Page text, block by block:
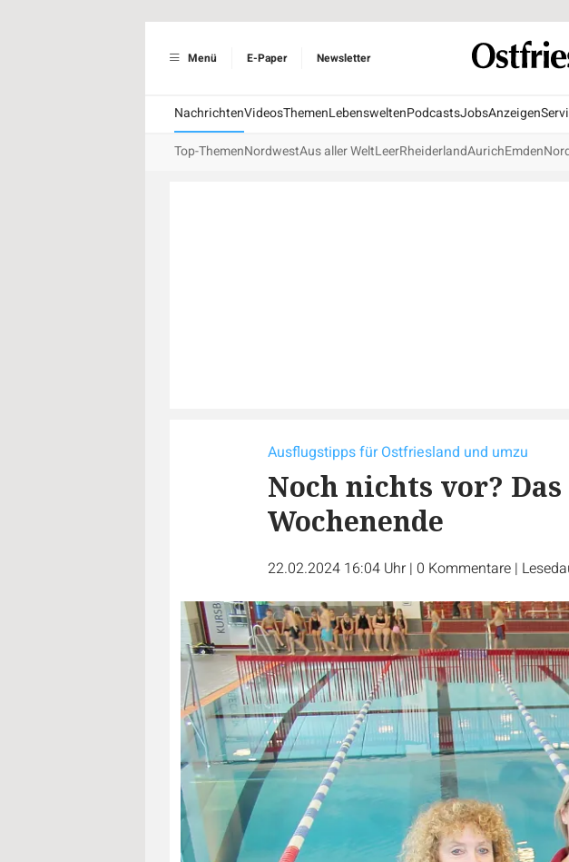
Menü E-Paper Newsletter
NachrichtenVideosThemenLebensweltenPodcastsJobsAnzeigen
Top-ThemenNordwestAus aller WeltLeerRheiderlandAurichEmden
Ausflugstipps für Ostfriesland und umzu
Noch nichts vor?
Wochenende
22.02.2024 16:04 Uhr | 0 Kommentare |